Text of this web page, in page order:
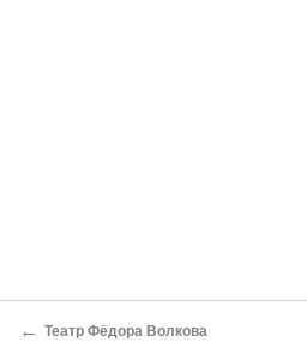
← Театр Фёдора Волкова